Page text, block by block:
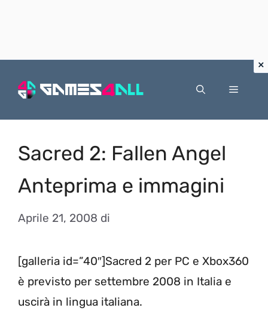
Menu
Sacred 2: Fallen Angel
Anteprima e immagini
Aprile 21, 2008 di
[galleria id=”40″]Sacred 2 per PC e Xbox360
è previsto per settembre 2008 in Italia e
uscirà in lingua italiana.